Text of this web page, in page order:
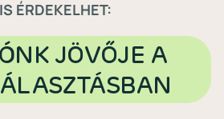
ÉRDEKELHET:
JÖVŐJE A